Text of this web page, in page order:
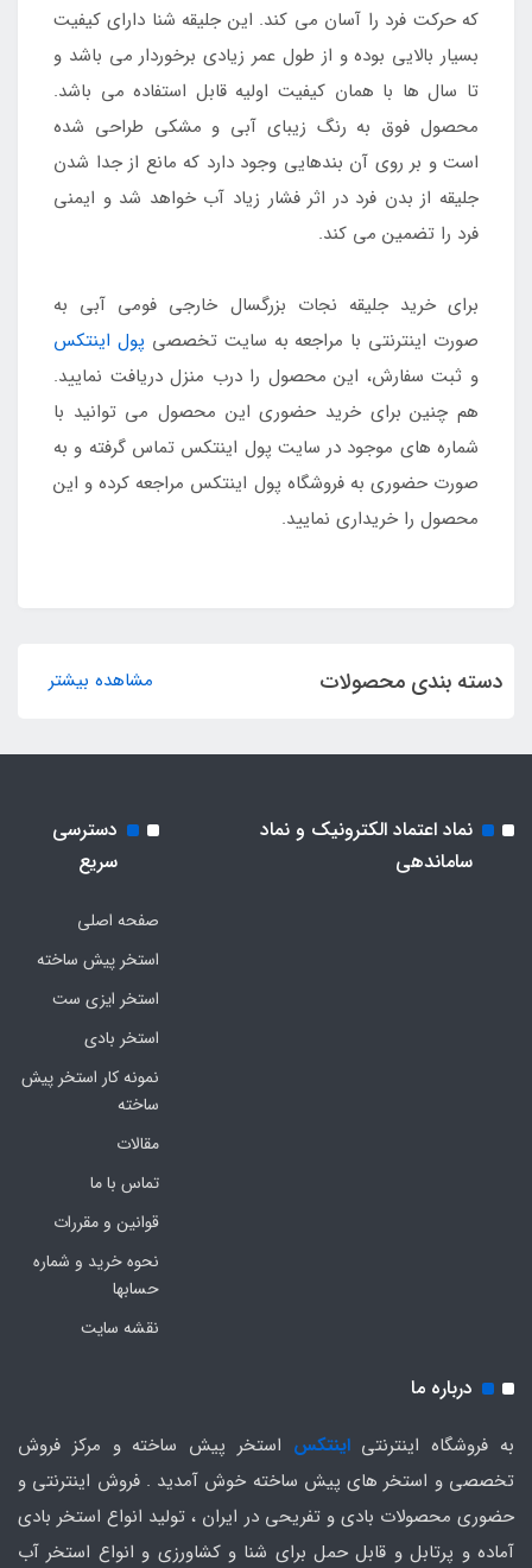
که حرکت فرد را آسان می کند. این جلیقه شنا دارای کیفیت
بسیار بالایی بوده و از طول عمر زیادی برخوردار می باشد و
تا سال ها با همان کیفیت اولیه قابل استفاده می باشد.
محصول فوق به رنگ زیبای آبی و مشکی طراحی شده
است و بر روی آن بندهایی وجود دارد که مانع از جدا شدن
جلیقه از بدن فرد در اثر فشار زیاد آب خواهد شد و ایمنی
فرد را تضمین می کند.
برای خرید جلیقه نجات بزرگسال خارجی فومی آبی به
صورت اینترنتی با مراجعه به سایت تخصصی پول اینتکس
و ثبت سفارش، این محصول را درب منزل دریافت نمایید.
هم چنین برای خرید حضوری این محصول می توانید با
شماره های موجود در سایت پول اینتکس تماس گرفته و به
صورت حضوری به فروشگاه پول اینتکس مراجعه کرده و این
محصول را خریداری نمایید.
دسته بندی محصولات مشاهده بیشتر
نماد اعتماد الکترونیک و نماد
ساماندهی
دسترسی
سریع
صفحه اصلی
استخر پیش ساخته
استخر ایزی ست
استخر بادی
نمونه کار استخر پیش
ساخته
مقالات
تماس با ما
قوانین و مقررات
نحوه خرید و شماره
حسابها
نقشه سایت
درباره ما
به فروشگاه اینترنتیاینتکس استخر پیش ساخته و مرکز فروش
تخصصی و استخر های پیش ساخته خوش آمدید . فروش اینترنتی و
حضوری محصولات بادی و تفریحی در ایران ، تولید انواع استخر بادی
آماده و پرتابل و قابل حمل برای شنا و کشاورزی و انواع استخر آب